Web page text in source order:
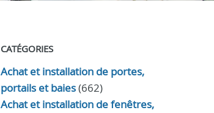
CATÉGORIES
Achat et installation de portes,
portails et baies(662)
Achat et installation de fenêtres,